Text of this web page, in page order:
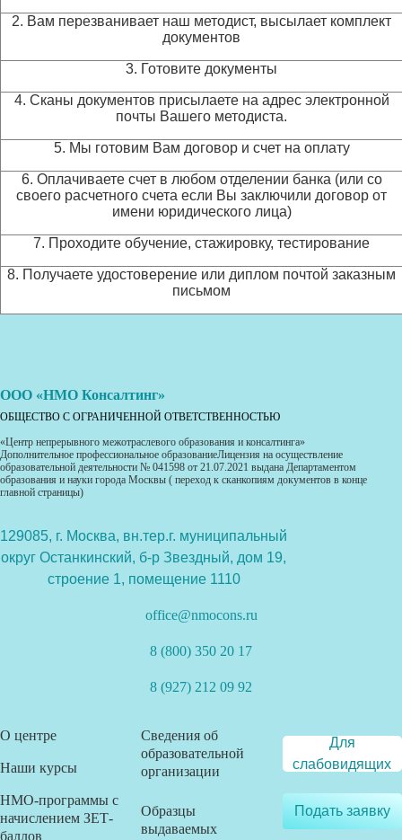
2. Вам перезванивает наш методист, высылает комплект
документов
3. Готовите документы
4. Сканы документов присылаете на адрес электронной
почты Вашего методиста.
5. Мы готовим Вам договор и счет на оплату
6. Оплачиваете счет в любом отделении банка (или со
своего расчетного счета если Вы заключили договор от
имени юридического лица)
7. Проходите обучение, стажировку, тестирование
8. Получаете удостоверение или диплом почтой заказным
письмом
ООО «НМО Консалтинг»
ОБЩЕСТВО С ОГРАНИЧЕННОЙ ОТВЕТСТВЕННОСТЬЮ
«Центр непрерывного межотраслевого образования и консалтинга»
Дополнительное профессиональное образованиеЛицензия на осуществление
образовательной деятельности № 041598 от 21.07.2021 выдана Департаментом
образования и науки города Москвы ( переход к сканкопиям документов в конце
главной страницы)
129085, г. Москва, вн.тер.г. муниципальный
округ Останкинский, б-р Звездный, дом 19,
строение 1, помещение 1110
office@nmocons.ru
8 (800) 350 20 17
8 (927) 212 09 92
О центре
Наши курсы
НМО-программы с
начислением ЗЕТ-
баллов
Сведения об
образовательной
организации
Образцы
выдаваемых
Для
слабовидящих
Подать заявку